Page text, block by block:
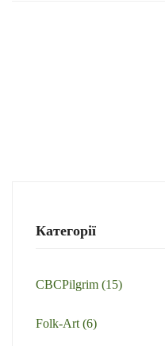
Категорії
CBCPilgrim (15)
Folk-Art (6)